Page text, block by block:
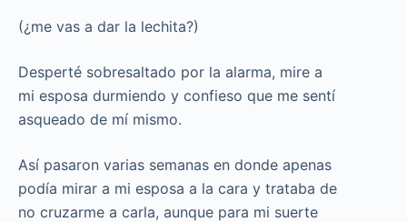
(¿me vas a dar la lechita?)
Desperté sobresaltado por la alarma, mire a
mi esposa durmiendo y confieso que me sentí
asqueado de mí mismo.
Así pasaron varias semanas en donde apenas
podía mirar a mi esposa a la cara y trataba de
no cruzarme a carla, aunque para mi suerte